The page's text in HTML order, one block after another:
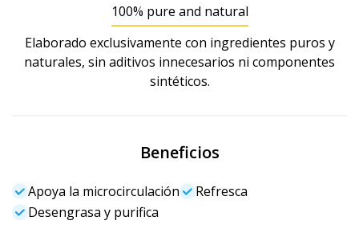
100% pure and natural
Elaborado exclusivamente con ingredientes puros y
naturales, sin aditivos innecesarios ni componentes
sintéticos.
Beneficios
Apoya la microcirculación
Refresca
Desengrasa y purifica